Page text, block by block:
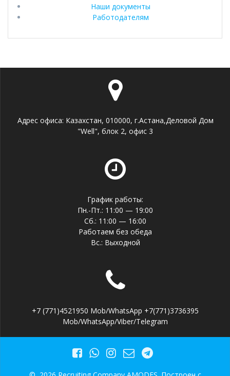
Наши документы
Работодателям
Адрес офиса: Казахстан, 010000, г.Астана,Деловой Дом
"Well", блок 2, офис 3
График работы:
Пн.-Пт.: 11:00 — 19:00
Сб.: 11:00 — 16:00
Работаем без обеда
Вс.: Выходной
+7 (771)4521950 Mob/WhatsApp +7(771)3736395
Mob/WhatsApp/Viber/Telegram